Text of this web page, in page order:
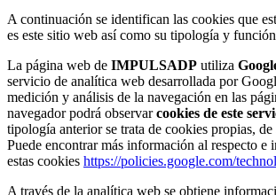
A continuación se identifican las cookies que
es este sitio web así como su tipología y
La página web de IMPULSADP utiliza
servicio de analítica web desarrollada por
medición y análisis de la navegación en las
navegador podrá observarcookies de este
tipología anterior se trata de cookies propias, de
Puede encontrar más información al respecto e
estas cookies https://policies.google.com/
A través de la analítica web se obtiene